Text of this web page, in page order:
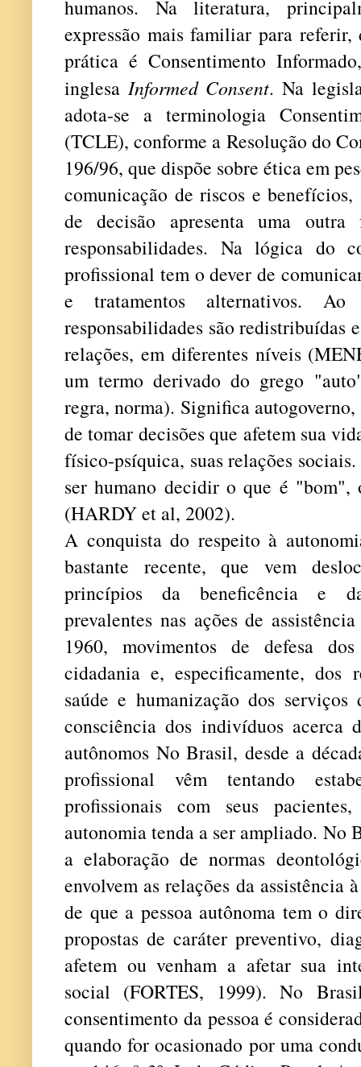
humanos. Na literatura,
expressão mais familiar para referir,
prática é Consentimento
inglesa Informed Consent. Na
adota-se a terminologia
(TCLE), conforme a Resolução do
196/96, que dispõe sobre ética em
comunicação de riscos e
de decisão apresenta uma
responsabilidades. Na lógica do
profissional tem o dever de
e tratamentos alternativos.
responsabilidades são redistribuídas
relações, em diferentes níveis
um termo derivado do grego
regra, norma). Significa
de tomar decisões que afetem sua
físico-psíquica, suas relações
ser humano decidir o que é "bom",
(HARDY et al, 2002).
A conquista do respeito à
bastante recente, que vem
princípios da beneficência e
prevalentes nas ações de
1960, movimentos de defesa
cidadania e, especificamente,
saúde e humanização dos
consciência dos indivíduos acerca
autônomos No Brasil, desde a
profissional vêm tentando
profissionais com seus
autonomia tenda a ser ampliado. No
a elaboração de normas
envolvem as relações da assistência
de que a pessoa autônoma tem o
propostas de caráter preventivo,
afetem ou venham a afetar sua
social (FORTES, 1999). No
consentimento da pessoa é
quando for ocasionado por uma